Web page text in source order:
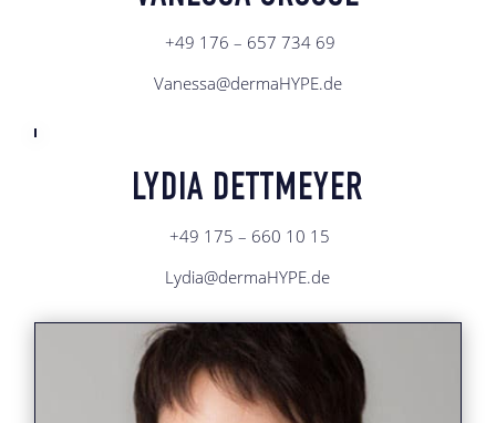
+49 176 – 657 734 69
Vanessa@dermaHYPE.de
LYDIA DETTMEYER
+49 175 – 660 10 15
Lydia@dermaHYPE.de